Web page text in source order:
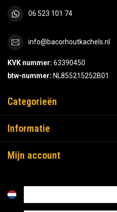
06 523 101 74
info@bacorhoutkachels.nl
KVK nummer: 63390450
btw-nummer: NL855215252B01
Categorieën
Informatie
Mijn account